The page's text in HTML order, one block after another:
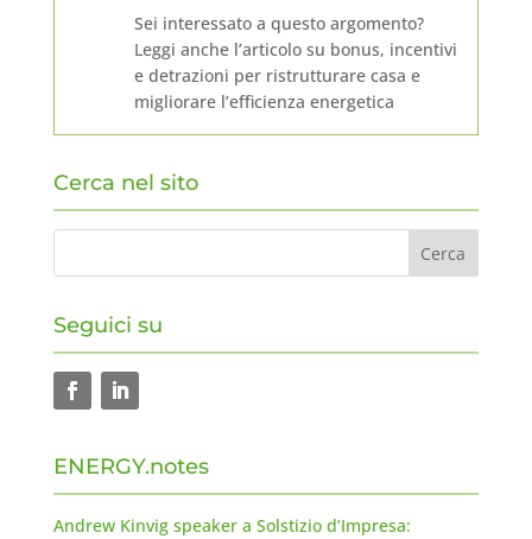
Sei interessato a questo argomento?
Leggi anche l’articolo su bonus, incentivi
e detrazioni per ristrutturare casa e
migliorare l’efficienza energetica
Cerca nel sito
Seguici su
ENERGY.notes
Andrew Kinvig speaker a Solstizio d’Impresa: